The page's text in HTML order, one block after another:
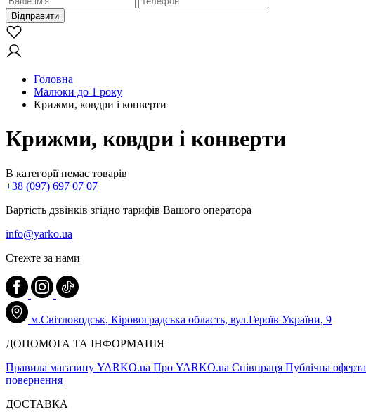
Відправити
Головна
Малюки до 1 року
Крижми, ковдри і конверти
Крижми, ковдри і конверти
В категорії немає товарів
+38 (097) 697 07 07
Вартість дзвінків згідно тарифів Вашого оператора
info@yarko.ua
Стежте за нами
м.Світловодськ, Кіровоградська область, вул.Героїв України, 9
ДОПОМОГА ТА ІНФОРМАЦІЯ
Правила магазину YARKO.ua Про YARKO.ua Співпраця Публічна оферта
повернення
ДОСТАВКА